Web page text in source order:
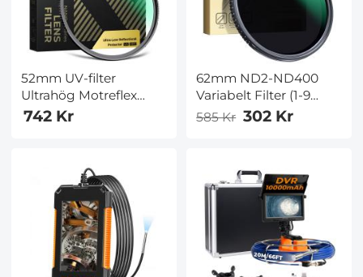
52mm UV-filter
Ultrahög Motreflex
Förstärkt Glas
HD Optiskt Glas
Repbeständigt,
Kameratillbehör för
DSLR-kameror Nano-
X-serien
742 Kr
62mm ND2-ND400
Variabelt Filter (1-9
Stopp), 24 Skikts
585 Kr 302 Kr